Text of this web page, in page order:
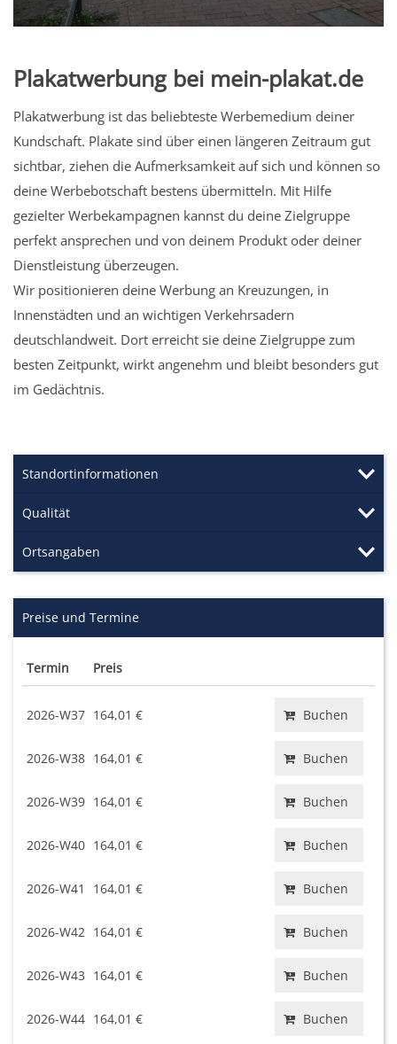
Plakatwerbung bei mein-plakat.de
Plakatwerbung ist das beliebteste Werbemedium deiner
Kundschaft. Plakate sind über einen längeren Zeitraum gut
sichtbar, ziehen die Aufmerksamkeit auf sich und können so
deine Werbebotschaft bestens übermitteln. Mit Hilfe
gezielter Werbekampagnen kannst du deine Zielgruppe
perfekt ansprechen und von deinem Produkt oder deiner
Dienstleistung überzeugen.
Wir positionieren deine Werbung an Kreuzungen, in
Innenstädten und an wichtigen Verkehrsadern
deutschlandweit. Dort erreicht sie deine Zielgruppe zum
besten Zeitpunkt, wirkt angenehm und bleibt besonders gut
im Gedächtnis.
Standortinformationen
Qualität
Ortsangaben
Preise und Termine
Termin Preis
2026-W37 164,01 € Buchen
2026-W38 164,01 € Buchen
2026-W39 164,01 € Buchen
2026-W40 164,01 € Buchen
2026-W41 164,01 € Buchen
2026-W42 164,01 € Buchen
2026-W43 164,01 € Buchen
2026-W44 164,01 € Buchen